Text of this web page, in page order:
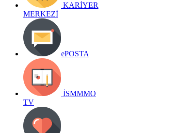
KARİYER
MERKEZİ
ePOSTA
İSMMMO
TV